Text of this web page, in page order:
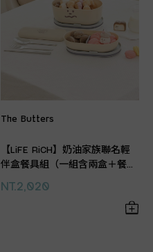
The Butters
【LiFE RiCH】奶油家族聯名輕
伴盒餐具組（一組含兩盒＋餐具
NT.2,020